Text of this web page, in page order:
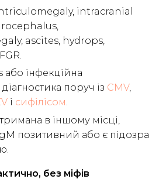
intracranial
ascites, hydrops,
інфекційна
поруч із CMV,
і сифілісом.
в іншому місці,
позитивний або є підозра
без міфів